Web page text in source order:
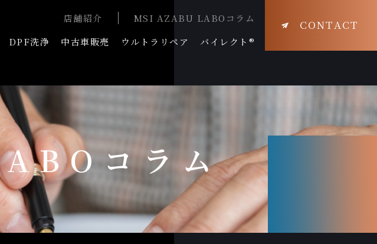
店舗紹介
MSI AZABU LABOコラム
DPF洗浄 中古車販売 ウルトラリペア バイレクト®
CONTACT
コラム